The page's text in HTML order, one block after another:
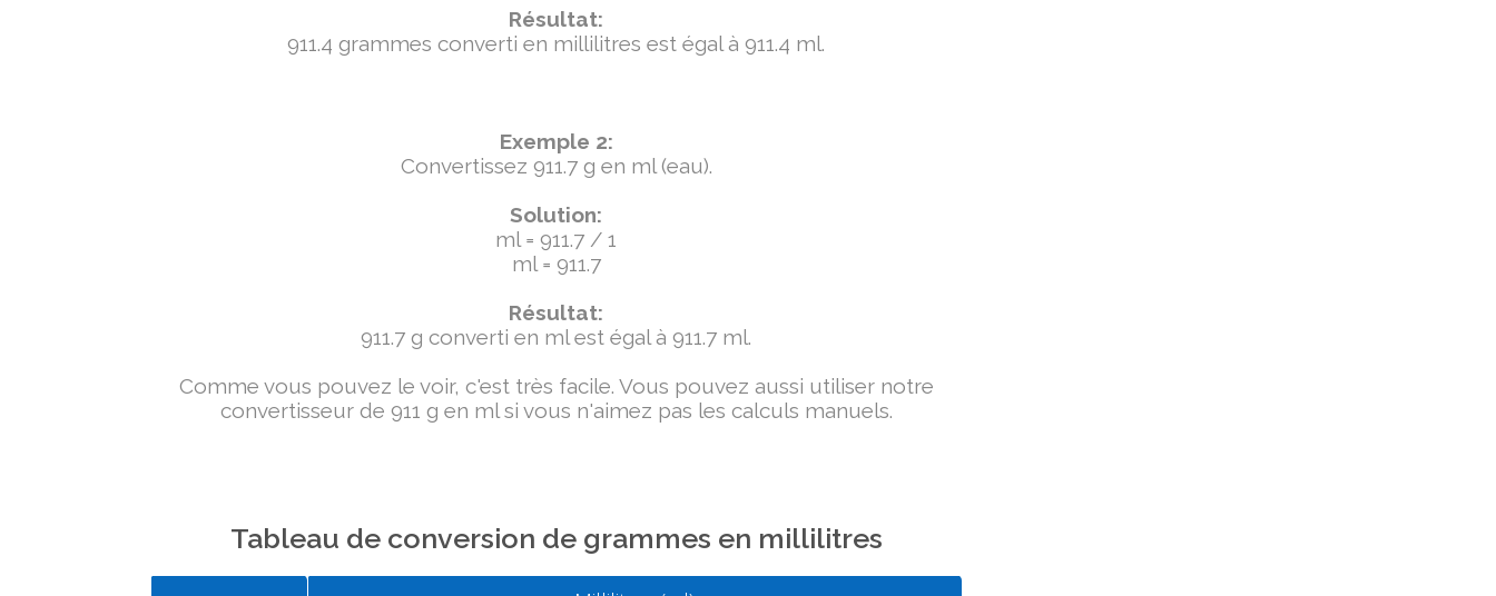
Résultat:
911.4 grammes converti en millilitres est égal à 911.4 ml.
Exemple 2:
Convertissez 911.7 g en ml (eau).
Solution:
ml = 911.7 / 1
ml = 911.7
Résultat:
911.7 g converti en ml est égal à 911.7 ml.
Comme vous pouvez le voir, c'est très facile. Vous pouvez aussi utiliser notre
convertisseur de 911 g en ml si vous n'aimez pas les calculs manuels.
Tableau de conversion de grammes en millilitres